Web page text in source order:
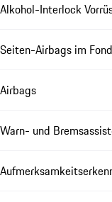
Alkohol-Interlock
Seiten-Airbags im Fond
Airbags
Warn- und